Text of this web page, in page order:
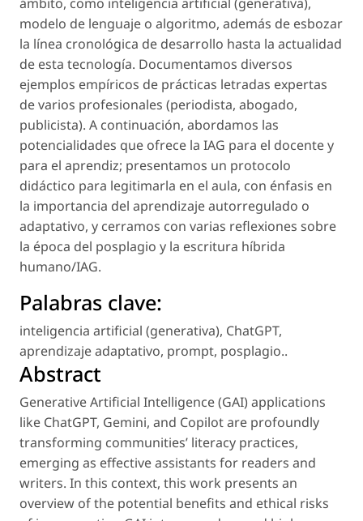
modelo de lenguaje o algoritmo, además de esbozar
la línea cronológica de desarrollo hasta la actualidad
de esta tecnología. Documentamos diversos
ejemplos empíricos de prácticas letradas expertas
de varios profesionales (periodista, abogado,
publicista). A continuación, abordamos las
potencialidades que ofrece la IAG para el docente y
para el aprendiz; presentamos un protocolo
didáctico para legitimarla en el aula, con énfasis en
la importancia del aprendizaje autorregulado o
adaptativo, y cerramos con varias reflexiones sobre
la época del posplagio y la escritura híbrida
humano/IAG.
Palabras clave:
inteligencia artificial (generativa), ChatGPT,
aprendizaje adaptativo, prompt, posplagio..
Abstract
Generative Artificial Intelligence (GAI) applications
like ChatGPT, Gemini, and Copilot are profoundly
transforming communities’ literacy practices,
emerging as effective assistants for readers and
writers. In this context, this work presents an
overview of the potential benefits and ethical risks